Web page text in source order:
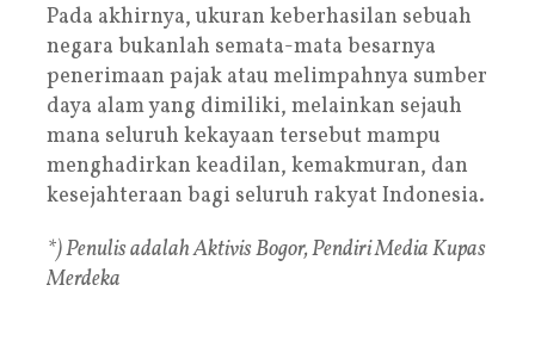
Pada akhirnya, ukuran keberhasilan sebuah
negara bukanlah semata-mata besarnya
penerimaan pajak atau melimpahnya sumber
daya alam yang dimiliki, melainkan sejauh
mana seluruh kekayaan tersebut mampu
menghadirkan keadilan, kemakmuran, dan
kesejahteraan bagi seluruh rakyat Indonesia.
*) Penulis adalah Aktivis Bogor, Pendiri Media Kupas
Merdeka